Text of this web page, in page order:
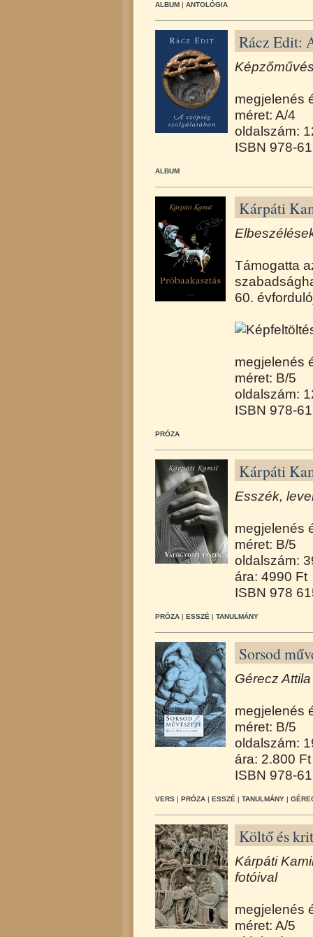
ALBUM | ANTOLÓGIA
Rácz Edit:
megjelenés
méret: A/4
oldalszám:
ISBN 978-
ALBUM
Kárpáti
Támogatta
60.
megjelenés
méret: B/5
oldalszám:
ISBN 978-
PRÓZA
Kárpáti
Esszék,
megjelenés
méret: B/5
oldalszám:
ára: 4990 Ft
ISBN 978
PRÓZA | ESSZÉ | TANULMÁNY
Sorsod
Gérecz
megjelenés
méret: B/5
oldalszám:
ára: 2.800 Ft
ISBN 978-
VERS | PRÓZA | ESSZÉ | TANULMÁNY |
Költő és
Kárpáti
fotóival
megjelenés
méret: A/5